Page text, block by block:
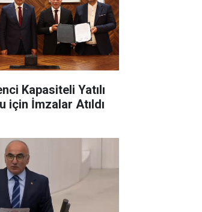
Kapasiteli Yatılı
için İmzalar Atıldı